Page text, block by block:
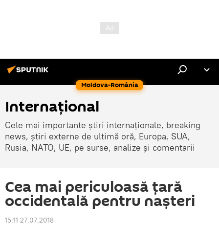
Moldova-România
Internaţional
Cele mai importante știri internaționale, breaking
news, știri externe de ultimă oră, Europa, SUA,
Rusia, NATO, UE, pe surse, analize și comentarii
Cea mai periculoasă țară
occidentală pentru nașteri
15:11 27.07.2018